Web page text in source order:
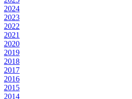
2024
2023
2022
2021
2020
2019
2018
2017
2016
2015
2014